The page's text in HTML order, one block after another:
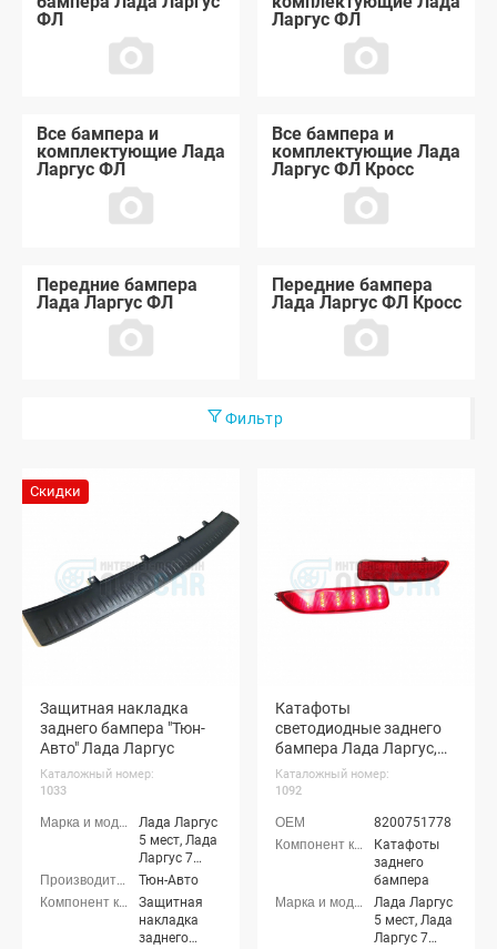
ФЛ
Ларгус ФЛ
Все бампера и
комплектующие Лада
Ларгус ФЛ
Все бампера и
комплектующие Лада
Ларгус ФЛ Кросс
Передние бампера
Лада Ларгус ФЛ
Передние бампера
Лада Ларгус ФЛ Кросс
Фильтр
Скидки
Защитная накладка
заднего бампера "Тюн-
Авто" Лада Ларгус
Каталожный номер:
1033
Лада Ларгус
5 мест, Лада
Ларгус 7
мест, Лада
Ларгус
Кросс 5
мест, Лада
Тюн-Авто
Защитная
накладка
заднего
Катафоты
светодиодные заднего
бампера Лада Ларгус,
Ларгус ФЛ
(однорежимные)
Каталожный номер:
1092
8200751778
Катафоты
заднего
бампера
Лада Ларгус
5 мест, Лада
Ларгус 7